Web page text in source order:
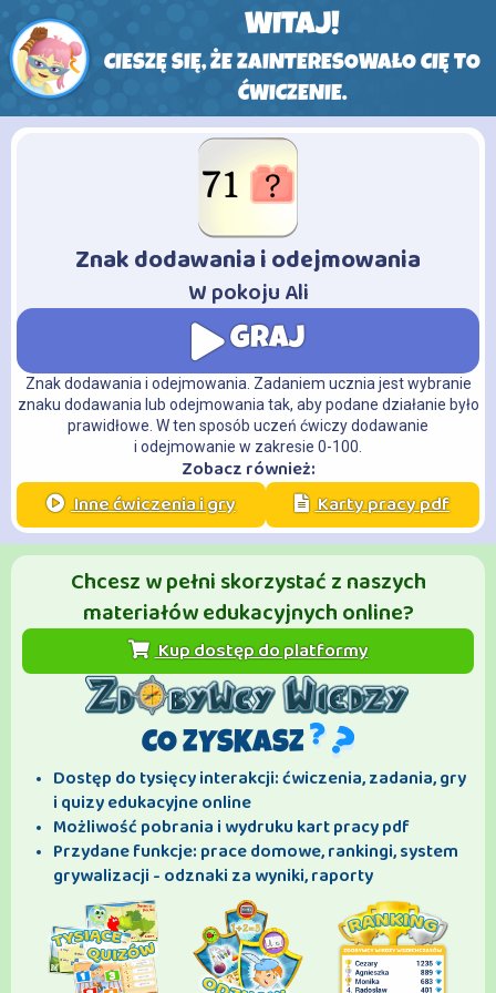
WITAJ!
CIESZĘ SIĘ, ŻE ZAINTERESOWAŁO CIĘ TO
ĆWICZENIE.
Znak dodawania i odejmowania
- W pokoju Ali
GRAJ
Znak dodawania i odejmowania. Zadaniem ucznia jest wybranie
znaku dodawania lub odejmowania tak, aby podane działanie było
prawidłowe. W ten sposób uczeń ćwiczy dodawanie
i odejmowanie w zakresie 0-100.
Zobacz również:
Inne ćwiczenia i gry Karty pracy pdf
Chcesz w pełni skorzystać z naszych
materiałów edukacyjnych online?
Kup dostęp do platformy
CO ZYSKASZ
Dostęp do tysięcy interakcji: ćwiczenia, zadania, gry
i quizy edukacyjne online
Możliwość pobrania i wydruku kart pracy pdf
Przydane funkcje: prace domowe, rankingi, system
grywalizacji - odznaki za wyniki, raporty